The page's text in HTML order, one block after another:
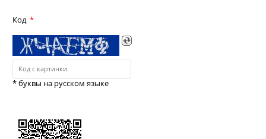
Код
* буквы на русском языке